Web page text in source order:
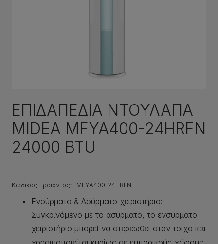
ΕΠΙΔΑΠΕΔΙΑ ΝΤΟΥΛΑΠΑ
MIDEA MFYA400-24HRFN
24000 BTU
Κωδικός προϊόντος: MFYA400-24HRFN
Ενσύρματο & Ασύρματο χειριστήριο:
Συγκρινόμενο με το ασύρματο, το ενσύρματο
χειριστήριο μπορεί να στερεωθεί στον τοίχο και
χρησιμοποιείται κυρίως σε εμπορικούς χώρους